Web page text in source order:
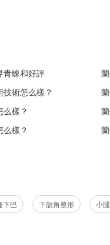
青睞和好評
術怎么樣？
么樣？
么樣？
下巴 下頜角整形 小